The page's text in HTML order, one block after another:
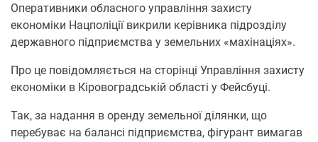
Оперативники обласного управління захисту
економіки Нацполіції викрили керівника підрозділу
державного підприємства у земельних «махінаціях».
Про це повідомляється на сторінці Управління захисту
економіки в Кіровоградській області у Фейсбуці.
Так, за надання в оренду земельної ділянки, що
перебуває на балансі підприємства, фігурант вимагав